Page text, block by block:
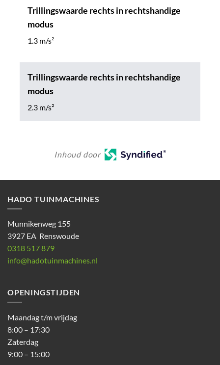
Trillingswaarde rechts in rechtshandige
modus
1.3 m/s²
Trillingswaarde rechts in rechtshandige
modus
2.3 m/s²
Inhoud door
HADO TUINMACHINES
Munnikenweg 155
3927 EA Renswoude
0318 517 879
info@hadotuinmachines.nl
OPENINGSTIJDEN
Maandag t/m vrijdag
8:00 – 17:30
Zaterdag
9:00 – 15:00